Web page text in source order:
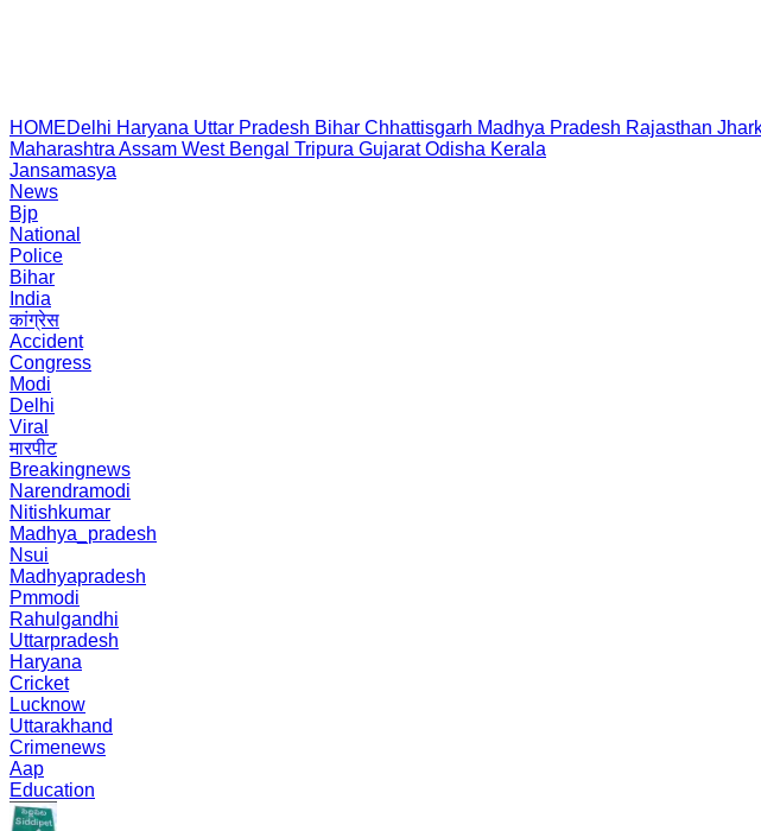
HOMEDelhi Haryana Uttar Pradesh Bihar Chhattisgarh Madhya Pradesh Rajasthan
Maharashtra Assam West Bengal Tripura Gujarat Odisha Kerala
Jansamasya
News
Bjp
National
Police
Bihar
India
कांग्रेस
Accident
Congress
Modi
Delhi
Viral
मारपीट
Breakingnews
Narendramodi
Nitishkumar
Madhya_pradesh
Nsui
Madhyapradesh
Pmmodi
Rahulgandhi
Uttarpradesh
Haryana
Cricket
Lucknow
Uttarakhand
Crimenews
Aap
Education